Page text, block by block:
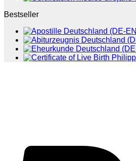
Bestseller